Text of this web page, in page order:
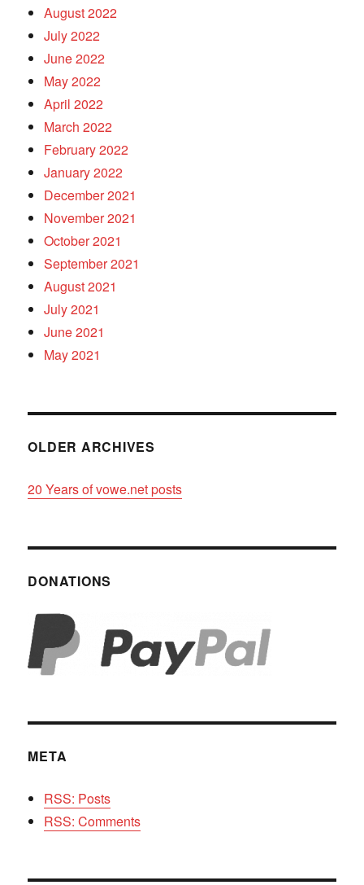
August 2022
July 2022
June 2022
May 2022
April 2022
March 2022
February 2022
January 2022
December 2021
November 2021
October 2021
September 2021
August 2021
July 2021
June 2021
May 2021
OLDER ARCHIVES
20 Years of vowe.net posts
DONATIONS
META
RSS: Posts
RSS: Comments